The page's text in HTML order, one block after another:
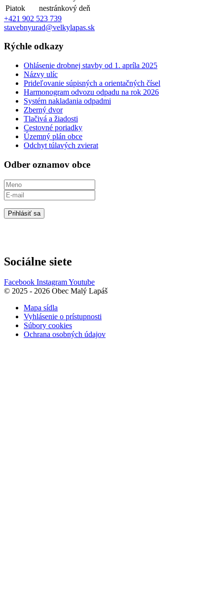
Piatok
nestránkový deň
+421 902 523 739
stavebnyurad@velkylapas.sk
Rýchle odkazy
Ohlásenie drobnej stavby od 1. apríla 2025
Názvy ulíc
Prideľovanie súpisných a orientačných čísel
Harmonogram odvozu odpadu na rok 2026
Systém nakladania odpadmi
Zberný dvor
Tlačivá a žiadosti
Cestovné poriadky
Územný plán obce
Odchyt túlavých zvierat
Odber oznamov obce
Prihlásiť sa
Sociálne siete
Facebook InstagramYoutube
© 2025 - 2026 Obec Malý Lapáš
Mapa sídla
Vyhlásenie o prístupnosti
Súbory cookies
Ochrana osobných údajov